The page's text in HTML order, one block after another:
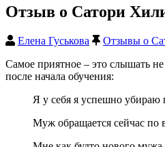
Отзыв о Сатори
Елена Гуськова Отзывы о
Самое приятное – это слышать
после начала обучения:
Я у себя я успешно убираю
Муж обращается сейчас по